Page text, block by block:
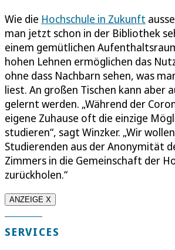
Wie die Hochschule in Zukunft
man jetzt schon in der Bibliothek
einem gemütlichen
hohen Lehnen ermöglichen das
ohne dass Nachbarn sehen, was
liest. An großen Tischen kann aber
gelernt werden. „Während der
eigene Zuhause oft die einzige
studieren“, sagt Winzker. „Wir
Studierenden aus der Anonymität
Zimmers in die Gemeinschaft der
zurückholen.“
ANZEIGE X
SERVICES